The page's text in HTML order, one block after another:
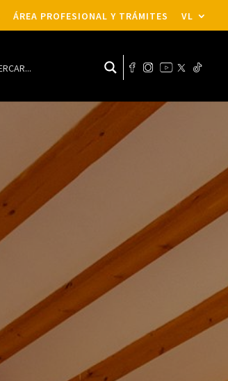
ÁREA PROFESIONAL Y TRÁMITES VL